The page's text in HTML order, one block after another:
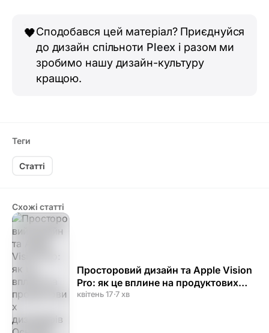
🖤Сподобався цей матеріал? Приєднуйся
до дизайн спільноти Pleex і разом ми
зробимо нашу дизайн-культуру
кращою.
Теги
Статті
Схожі статті
Просторовий дизайн та Apple Vision
Pro: як це вплине на продуктових
дизайнерів
квітень 17·7 хв